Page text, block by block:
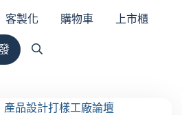
客製化 購物車
上市櫃